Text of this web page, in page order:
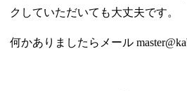
クしていただいても大丈夫です。
何かありましたらメール